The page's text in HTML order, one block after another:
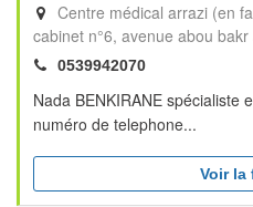
Centre médical arrazi (en
cabinet n°6, avenue abou
0539942070
Nada BENKIRANE spécialiste
numéro de telephone...
Voir la